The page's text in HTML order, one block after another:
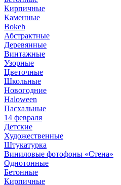
Кирпичные
Каменные
Bokeh
Абстрактные
Деревянные
Винтажные
Узорные
Цветочные
Школьные
Новогодние
Haloween
Пасхальные
14 февраля
Детские
Художественные
Штукатурка
Виниловые фотофоны «Стена»
Однотонные
Бетонные
Кирпичные